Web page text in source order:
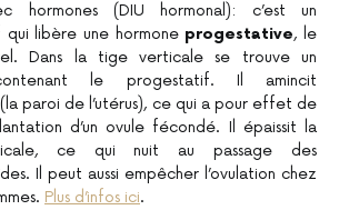
hormones (DIU hormonal): c’est un
libère une hormone progestative, le
Dans la tige verticale se trouve un
le progestatif. Il amincit
(la paroi de l’utérus), ce qui a pour effet de
d’un ovule fécondé. Il épaissit la
ce qui nuit au passage des
Il peut aussi empêcher l’ovulation chez
Plus d’infos ici.